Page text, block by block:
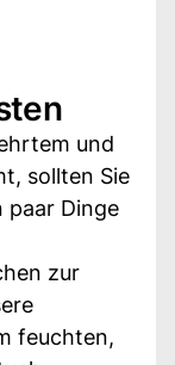
und
sollten Sie
paar Dinge
zur
feuchten,